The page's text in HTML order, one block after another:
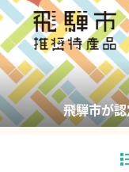
飛騨市が